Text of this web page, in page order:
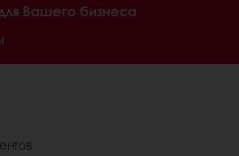
Вашего бизнеса